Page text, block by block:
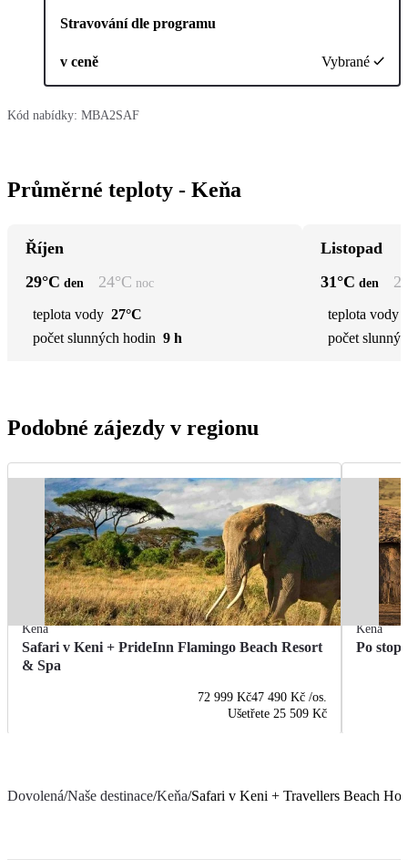
Stravování dle programu
v ceně Vybrané
Kód nabídky: MBA2SAF
Průměrné teploty - Keňa
Říjen
29°C den 24°C noc
teplota vody 27°C
počet slunných hodin 9 h
Listopad
31°C den
teplota vody
počet
Podobné zájezdy v regionu
Keňa
Safari v Keni + PrideInn Flamingo Beach Resort
& Spa
72 999 Kč47 490 Kč /os.
Ušetřete 25 509 Kč
Keňa
Po
Dovolená/Naše destinace/Keňa/Safari v Keni + Travellers Beach